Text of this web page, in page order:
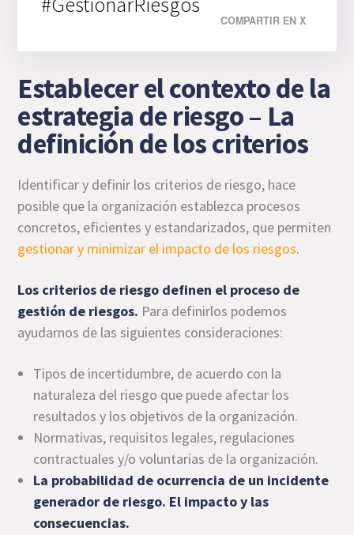
COMPARTIR EN X
Establecer el contexto de la
estrategia de riesgo – La
definición de los criterios
Identificar y definir los criterios de riesgo, hace
posible que la organización establezca procesos
concretos, eficientes y estandarizados, que permiten
gestionar y minimizar el impacto de los riesgos.
Los criterios de riesgo definen el proceso de
gestión de riesgos. Para definirlos podemos
ayudarnos de las siguientes consideraciones:
Tipos de incertidumbre, de acuerdo con la
naturaleza del riesgo que puede afectar los
resultados y los objetivos de la organización.
Normativas, requisitos legales, regulaciones
contractuales y/o voluntarias de la organización.
La probabilidad de ocurrencia de un incidente
generador de riesgo. El impacto y las
consecuencias.